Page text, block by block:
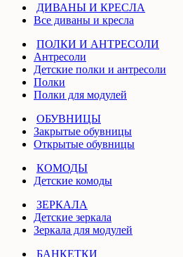
ДИВАНЫ И КРЕСЛА
Все диваны и кресла
ПОЛКИ И АНТРЕСОЛИ
Антресоли
Детские полки и антресоли
Полки
Полки для модулей
ОБУВНИЦЫ
Закрытые обувницы
Открытые обувницы
КОМОДЫ
Детские комоды
ЗЕРКАЛА
Детские зеркала
Зеркала для модулей
БАНКЕТКИ